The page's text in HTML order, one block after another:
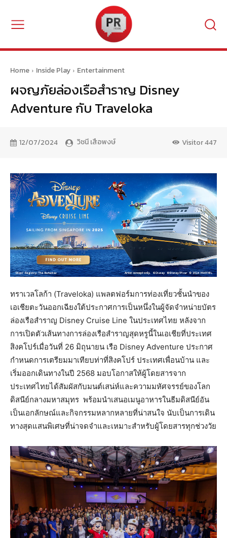
Home Inside Play Entertainment
ผจญภัยล่องเรือสำราญ Disney
Adventure กับ Traveloka
12/07/2024 วิชนี เสือพงษ์ Visitor447
ทราเวลโลก้า (Traveloka) แพลตฟอร์มการท่องเที่ยวชั้นนำของ
เอเชียตะวันออกเฉียงใต้ประกาศการเป็นหนึ่งในผู้จัดจำหน่ายบัตร
ล่องเรือสำราญ Disney Cruise Line ในประเทศไทย หลังจาก
การเปิดตัวเส้นทางการล่องเรือสำราญสุดหรูนี้ในเอเชียที่ประเทศ
สิงคโปร์เมื่อวันที่ 26 มิถุนายน เรือ Disney Adventure ประกาศ
กำหนดการเตรียมมาเทียบท่าที่สิงคโปร์ ประเทศเพื่อนบ้าน และ
เริ่มออกเดินทางในปี 2568 มอบโอกาสให้ผู้โดยสารจาก
ประเทศไทยได้สัมผัสกับมนต์เสน่ห์และความมหัศจรรย์ของโลก
ดิสนีย์กลางมหาสมุทร พร้อมนำเสนอเมนูอาหารในธีมดิสนีย์อัน
เป็นเอกลักษณ์และกิจกรรมหลากหลายที่น่าสนใจ นับเป็นการเดิน
ทางสุดแสนพิเศษที่น่าจดจำและเหมาะสำหรับผู้โดยสารทุกช่วงวัย